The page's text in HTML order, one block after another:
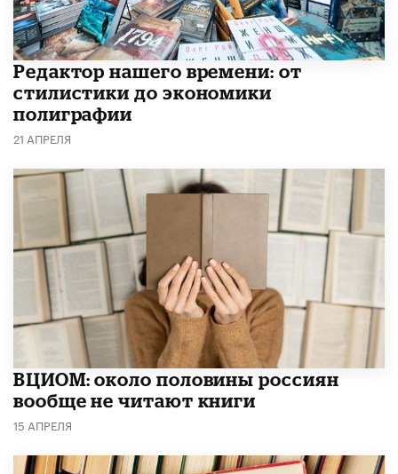
Редактор нашего времени: от
стилистики до экономики
полиграфии
21 АПРЕЛЯ
ВЦИОМ: около половины россиян
вообще не читают книги
15 АПРЕЛЯ